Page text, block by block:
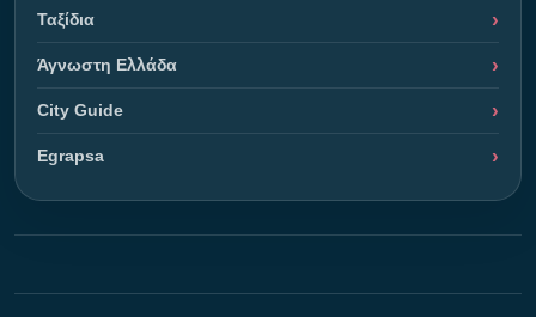
Ταξίδια
Άγνωστη Ελλάδα
City Guide
Egrapsa